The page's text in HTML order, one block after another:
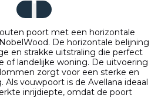
poort met een horizontale
De horizontale belijning
en strakke uitstraling die perfect
of landelijke woning. De uitvoering
zorgt voor een sterke en
Als vouwpoort is de Avellana ideaal
inrijdiepte, omdat de poort